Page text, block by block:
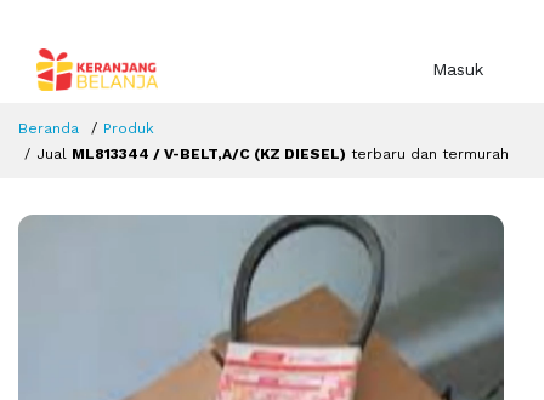
Masuk
Beranda
Produk
Jual ML813344 / V-BELT,A/C (KZ DIESEL) terbaru dan termurah